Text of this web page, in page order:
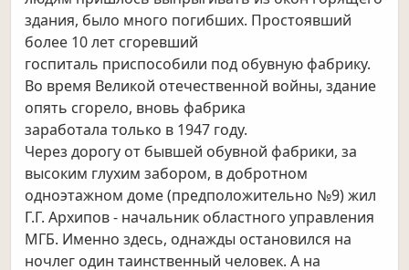
здания, было много погибших. Простоявший
более 10 лет сгоревший
госпиталь приспособили под обувную фабрику.
Во время Великой отечественной войны, здание
опять сгорело, вновь фабрика
заработала только в 1947 году.
Через дорогу от бывшей обувной фабрики, за
высоким глухим забором, в добротном
одноэтажном доме (предположительно №9)жил
Г.Г. Архипов - начальник областного управления
МГБ. Именно здесь, однажды остановился на
ночлег один таинственный человек. А на